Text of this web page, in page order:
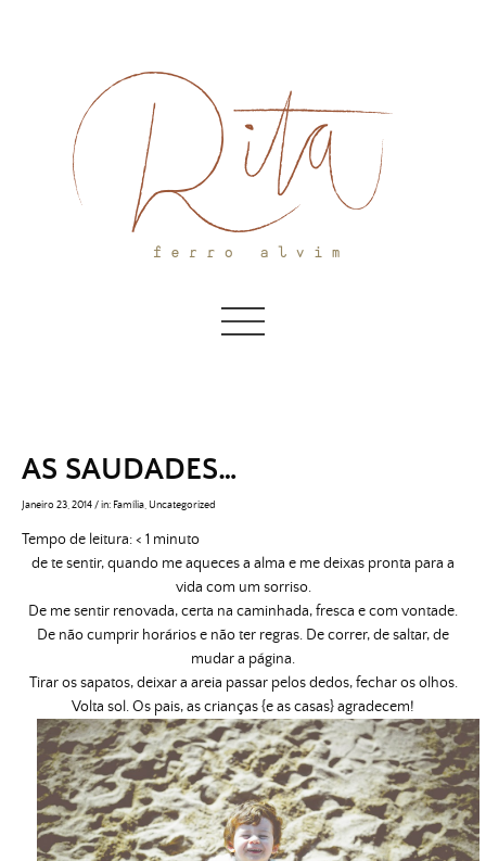
AS SAUDADES…
Janeiro 23, 2014/in: Família Uncategorized
Tempo de leitura:< 1 minuto
de te sentir, quando me aqueces a alma e me deixas pronta para a
vida com um sorriso.
De me sentir renovada, certa na caminhada, fresca e com vontade.
De não cumprir horários e não ter regras. De correr, de saltar, de
mudar a página.
Tirar os sapatos, deixar a areia passar pelos dedos, fechar os olhos.
Volta sol. Os pais, as crianças {e as casas} agradecem!